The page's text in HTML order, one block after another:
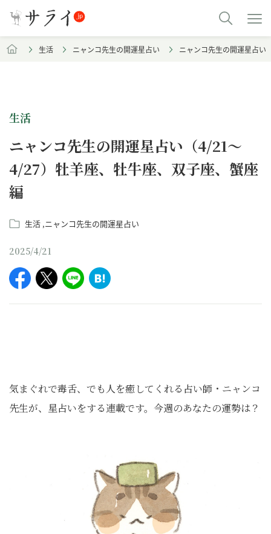
生活 ニャンコ先生の開運星占い ニャンコ先生の開運星占
生活
ニャンコ先生の開運星占い（4/21～
4/27）牡羊座、牡牛座、双子座、蟹座
編
生活 ニャンコ先生の開運星占い
2025/4/21
気まぐれで毒舌、でも人を癒してくれる占い師・ニャンコ
先生が、星占いをする連載です。今週のあなたの運勢は？